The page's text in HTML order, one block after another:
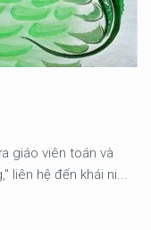
giáo viên toán và
liên hệ đến khái ni...